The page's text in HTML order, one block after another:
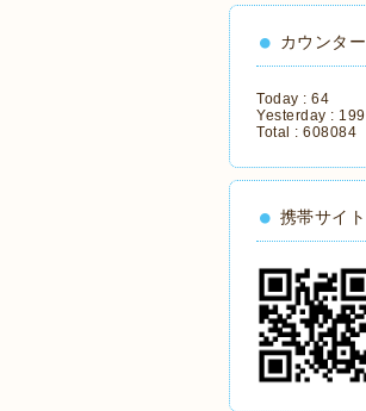
カウンター
Today : 64
Yesterday : 199
Total : 608084
携帯サイト